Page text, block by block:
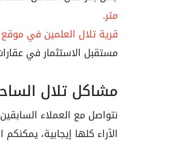
متر.
قرية تلال العلمين في
مستقبل الاستثمار في
مشاكل تلال
نتواصل مع العملاء
الآراء كلها إيجابية،